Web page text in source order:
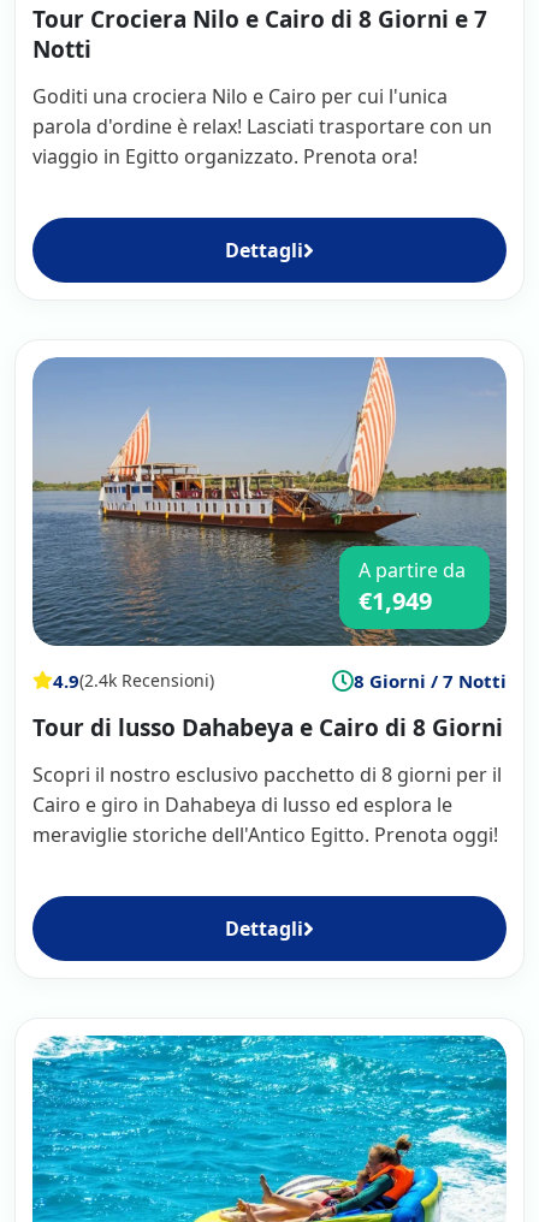
Tour Crociera Nilo e Cairo di 8 Giorni e 7
Notti
Goditi una crociera Nilo e Cairo per cui l'unica
parola d'ordine è relax! Lasciati trasportare con un
viaggio in Egitto organizzato. Prenota ora!
Dettagli
A partire da
€1,949
4.9(2.4k Recensioni) 8 Giorni / 7 Notti
Tour di lusso Dahabeya e Cairo di 8 Giorni
Scopri il nostro esclusivo pacchetto di 8 giorni per il
Cairo e giro in Dahabeya di lusso ed esplora le
meraviglie storiche dell'Antico Egitto. Prenota oggi!
Dettagli